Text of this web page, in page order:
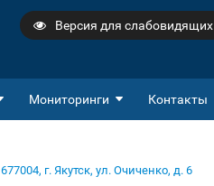
Версия для слабовидящих
Мониторинги Контакты
677004, г. Якутск, ул. Очиченко, д. 6